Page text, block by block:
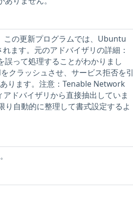
この更新プログラムでは、Ubuntu
ます。元のアドバイザリの詳細：
って処理することがわかりまし
クラッシュさせ、サービス拒否を引
ります。注意：Tenable Network
ドバイザリから直接抽出していま
自動的に整理して書式設定するよ